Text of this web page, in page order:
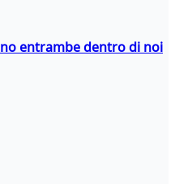
entrambe dentro di noi